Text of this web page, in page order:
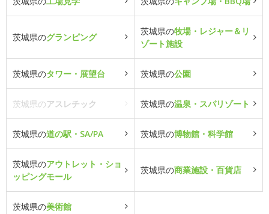
茨城県のグランピング
茨城県の牧場・レジャー＆リ
ゾート施設
茨城県のタワー・展望台 茨城県の公園
茨城県のアスレチック 茨城県の温泉・スパリゾート
茨城県の道の駅・SA/PA 茨城県の博物館・科学館
茨城県のアウトレット・ショ
ッピングモール
茨城県の商業施設・百貨店
茨城県の美術館